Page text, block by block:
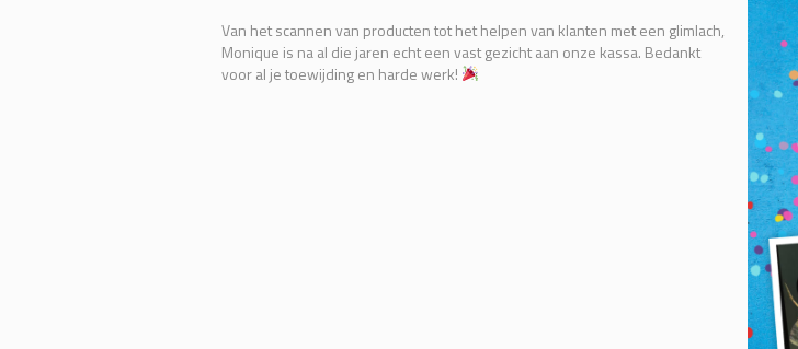
Van het scannen van producten tot het helpen van klanten met een glimlach,
Monique is na al die jaren echt een vast gezicht aan onze kassa. Bedankt
voor al je toewijding en harde werk!